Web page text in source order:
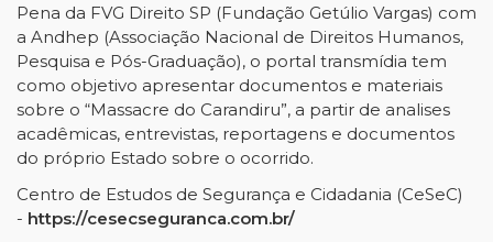
Pena da FVG Direito SP (Fundação Getúlio Vargas) com
a Andhep (Associação Nacional de Direitos Humanos,
Pesquisa e Pós-Graduação), o portal transmídia tem
como objetivo apresentar documentos e materiais
sobre o “Massacre do Carandiru”, a partir de analises
acadêmicas, entrevistas, reportagens e documentos
do próprio Estado sobre o ocorrido.
Centro de Estudos de Segurança e Cidadania (CeSeC)
- https://cesecseguranca.com.br/